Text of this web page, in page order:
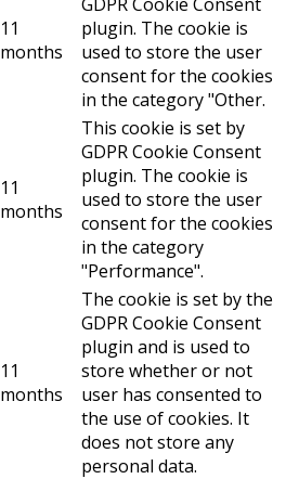
11
months
plugin. The cookie is
used to store the user
consent for the cookies
in the category "Other.
11
months
This cookie is set by
GDPR Cookie Consent
plugin. The cookie is
used to store the user
consent for the cookies
in the category
"Performance".
11
months
The cookie is set by the
GDPR Cookie Consent
plugin and is used to
store whether or not
user has consented to
the use of cookies. It
does not store any
personal data.